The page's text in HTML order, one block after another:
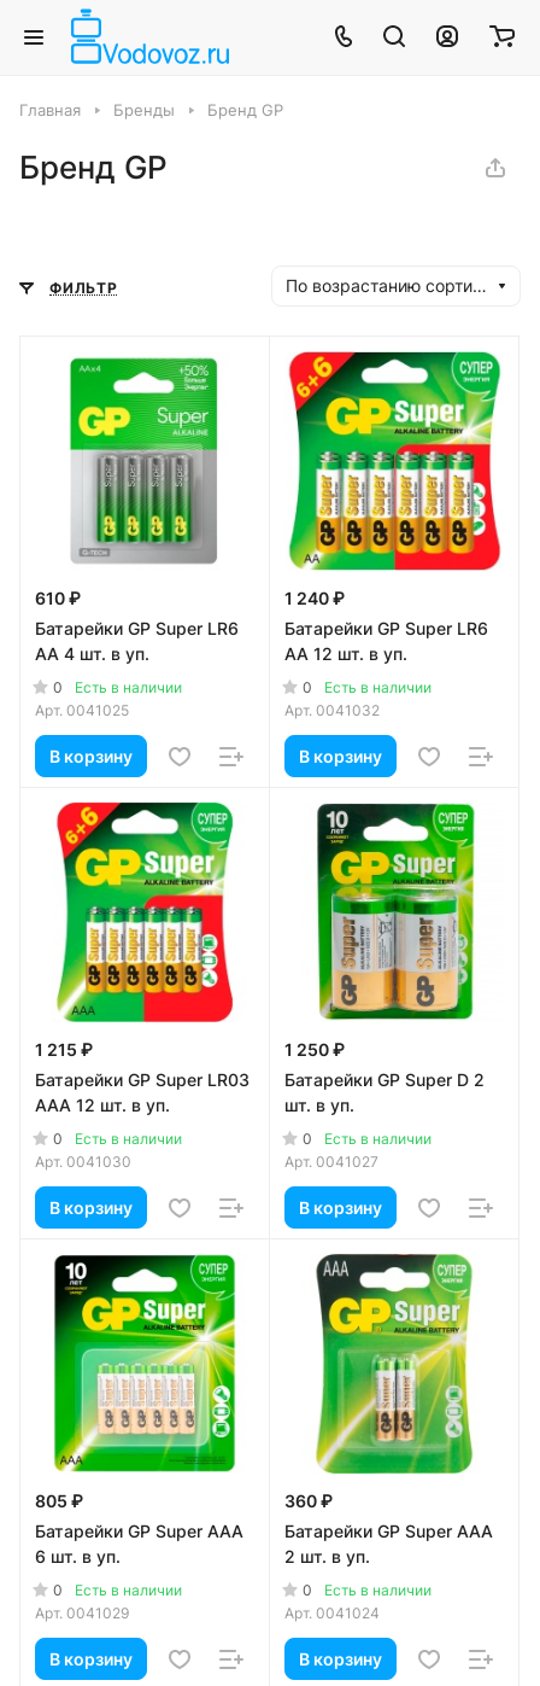
Главная Бренды Бренд GP
Бренд GP
ФИЛЬТР По возрастанию сортировки
610 ₽
Батарейки GP Super LR6
AA 4 шт. в уп.
0
Есть в наличии
Арт. 0041025
В корзину
1 240 ₽
Батарейки GP Super LR6
AA 12 шт. в уп.
0
Есть в наличии
Арт. 0041032
В корзину
1 215 ₽
Батарейки GP Super LR03
AAA 12 шт. в уп.
0
Есть в наличии
Арт. 0041030
В корзину
1 250 ₽
Батарейки GP Super D 2
шт. в уп.
0
Есть в наличии
Арт. 0041027
В корзину
805 ₽
Батарейки GP Super AАА
6 шт. в уп.
0
Есть в наличии
Арт. 0041029
В корзину
360 ₽
Батарейки GP Super AAA
2 шт. в уп.
0
Есть в наличии
Арт. 0041024
В корзину